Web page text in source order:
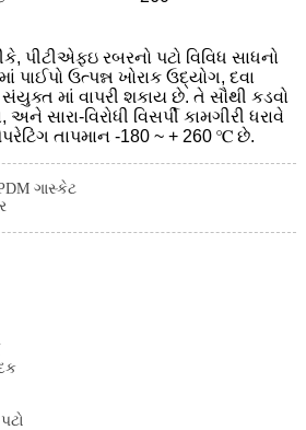
પીટીએફઇ રબરનો પટો વિવિધ સાધનો
ઉત્પન્ન ખોરાક ઉદ્યોગ, દવા
માં વાપરી શકાય છે. તે સૌથી કડવો
સારા-વિરોધી વિસર્પી કામગીરી ધરાવે
તાપમાન -180 ~ + 260 ℃ છે.
ગાસ્કેટ